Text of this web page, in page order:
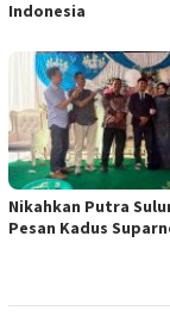
Indonesia
Nikahkan Putra
Pesan Kadus